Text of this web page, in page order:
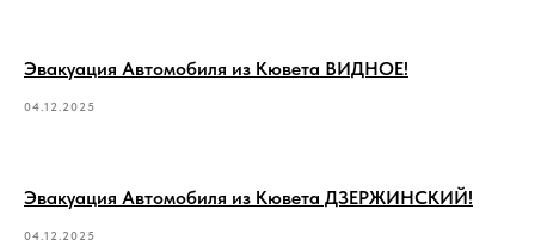
Эвакуация Автомобиля из Кювета ВИДНОЕ!
04.12.2025
Эвакуация Автомобиля из Кювета ДЗЕРЖИНСКИЙ!
04.12.2025